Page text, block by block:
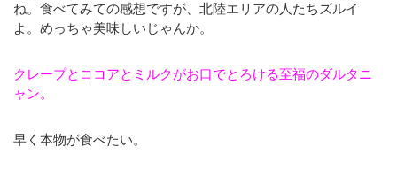
ね。食べてみての感想ですが、北陸エリアの人たちズルイ
よ。めっちゃ美味しいじゃんか。
クレープとココアとミルクがお口でとろける至福のダルタニ
ャン。
早く本物が食べたい。